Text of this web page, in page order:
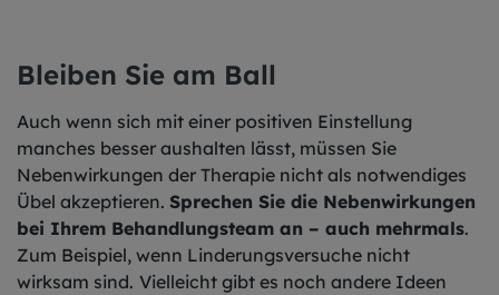
Bleiben Sie am Ball
Auch wenn sich mit einer positiven Einstellung
manches besser aushalten lässt, müssen Sie
Nebenwirkungen der Therapie nicht als notwendiges
Übel akzeptieren. Sprechen Sie die Nebenwirkungen
bei Ihrem Behandlungsteam an – auch mehrmals.
Zum Beispiel, wenn Linderungsversuche nicht
wirksam sind. Vielleicht gibt es noch andere Ideen